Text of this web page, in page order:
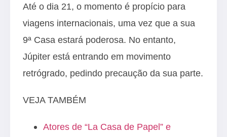
Até o dia 21, o momento é propício para
viagens internacionais, uma vez que a sua
9ª Casa estará poderosa. No entanto,
Júpiter está entrando em movimento
retrógrado, pedindo precaução da sua parte.
VEJA TAMBÉM
Atores de “La Casa de Papel” e